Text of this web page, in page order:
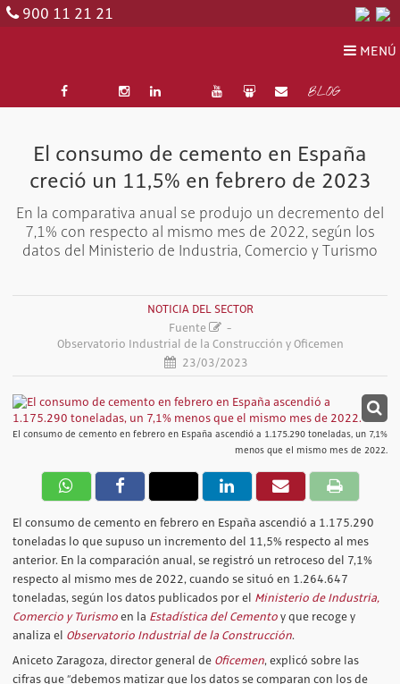
900 11 21 21
MENÚ
BLOG
El consumo de cemento en España
creció un 11,5% en febrero de 2023
En la comparativa anual se produjo un decremento del
7,1% con respecto al mismo mes de 2022, según los
datos del Ministerio de Industria, Comercio y Turismo
NOTICIA DEL SECTOR
Fuente
-
Observatorio Industrial de la Construcción y Oficemen
23/03/2023
El consumo de cemento en febrero en España ascendió a 1.175.290 toneladas, un 7,1%
menos que el mismo mes de 2022.
El consumo de cemento en febrero en España ascendió a 1.175.290
toneladas lo que supuso un incremento del 11,5% respecto al mes
anterior. En la comparación anual, se registró un retroceso del 7,1%
respecto al mismo mes de 2022, cuando se situó en 1.264.647
toneladas, según los datos publicados por el Ministerio de Industria,
Comercio y Turismo en la Estadística del Cemento y que recoge y
analiza el Observatorio Industrial de la Construcción.
Aniceto Zaragoza, director general de Oficemen, explicó sobre las
cifras que “debemos matizar que los datos se comparan con los de